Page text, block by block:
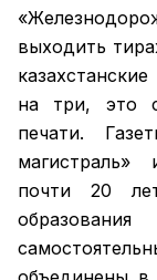
выходить
на три, это
печати.
магистраль»
почти 20